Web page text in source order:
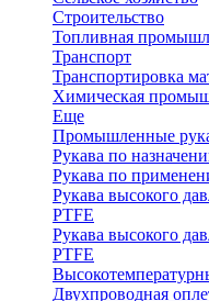
Строительство
Топливная
Транспорт
Транспортировка
Химическая
Еще
Промышленные
Рукава по
Рукава по
Рукава высокого
PTFE
Рукава высокого
PTFE
Двухпроводная